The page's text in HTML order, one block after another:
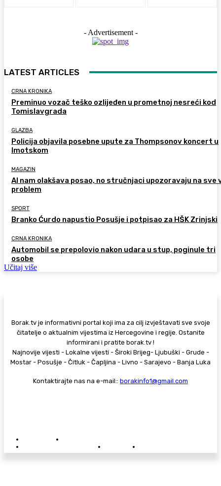
- Advertisement -
LATEST ARTICLES
CRNA KRONIKA
Preminuo vozač teško ozlijeđen u prometnoj nesreći kod
Tomislavgrada
GLAZBA
Policija objavila posebne upute za Thompsonov koncert u
Imotskom
MAGAZIN
AI nam olakšava posao, no stručnjaci upozoravaju na sve
problem
SPORT
Branko Ćurdo napustio Posušje i potpisao za HŠK Zrinjski
CRNA KRONIKA
Automobil se prepolovio nakon udara u stup, poginule tri
osobe
Učitaj više
Borak.tv je informativni portal koji ima za cilj izvještavati sve svoje
čitatelje o aktualnim vijestima iz Hercegovine i regije. Ostanite
informirani i pratite borak.tv !
Najnovije vijesti - Lokalne vijesti - Široki Brijeg- Ljubuški - Grude -
Mostar - Posušje - Čitluk - Čapljina - Livno - Sarajevo - Banja Luka
Kontaktirajte nas na e-mail:: borakinfo1@gmail.com